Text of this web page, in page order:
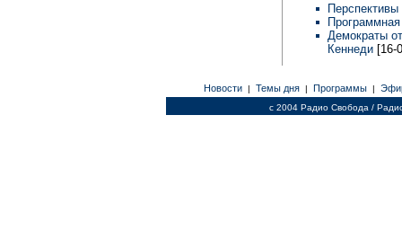
Демократы
Кеннеди [16-
Новости | Темы дня | Программы |
c 2004 Радио Свобода /